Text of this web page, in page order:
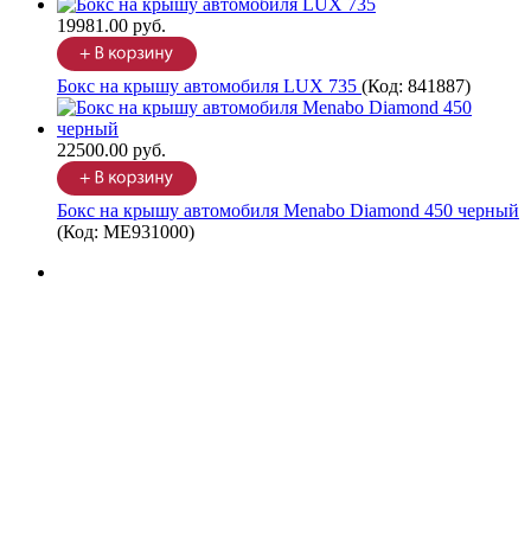
19981.00 руб.
Бокс на крышу автомобиля LUX 735 (Код: 841887)
22500.00 руб.
Бокс на крышу автомобиля Menabo Diamond 450 черный
(Код: ME931000)